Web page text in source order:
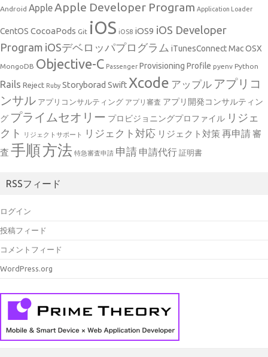
Android AppleApple Developer Program Application Loader
CentOS CocoaPods Git iOS iOS8 iOS9 iOS Developer
Program iOSデベロッパプログラム iTunesConnectMac OSX
MongoDB Objective-C Passenger Provisioning Profile pyenv Python
Rails Reject Ruby Storyborad Swift Xcode アップル アプリコ
ンサル アプリコンサルティング アプリ審査 アプリ開発コンサルティン
グ プライムセオリー プロビジョニングプロファイル リジェ
クト
リジェクトサポート リジェクト対応 リジェクト対策再申請審
査 手順方法 特急審査申請 申請 申請代行 証明書
RSSフィード
ログイン
投稿フィード
コメントフィード
WordPress.org